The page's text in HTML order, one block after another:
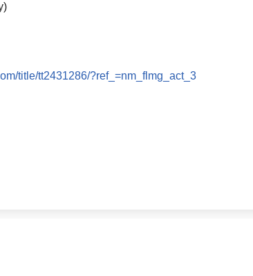
title/tt2431286/?ref_=nm_flmg_act_3